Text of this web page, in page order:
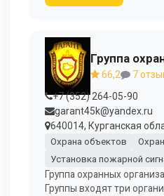
Группа
66,2
7
+7 (352) 264-05-90
garant45k@yandex.ru
640014, Курганская
Охрана объектов
Установка пожарной
Группа охранных
Группы входят три